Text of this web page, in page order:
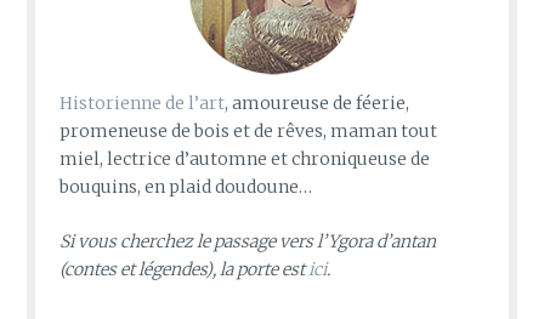
Historienne de l’art, amoureuse de féerie,
promeneuse de bois et de rêves, maman tout
miel, lectrice d’automne et chroniqueuse de
bouquins, en plaid doudoune…
Si vous cherchez le passage vers l’Ygora d’antan
(contes et légendes), la porte estici.